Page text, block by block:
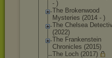
- )
The Brokenwood
Mysteries (2014 - )
The Chelsea
(2022)
The Frankenstein
Chronicles (2015)
The Loch (2017)